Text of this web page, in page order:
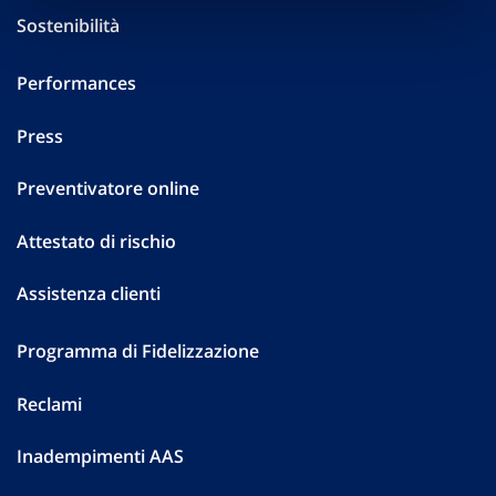
Sostenibilità
Performances
Press
Preventivatore online
Attestato di rischio
Assistenza clienti
Programma di Fidelizzazione
Reclami
Inadempimenti AAS